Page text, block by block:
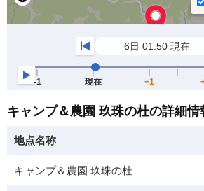
キャンプ＆農園 玖珠の杜の詳細情
地点名称
キャンプ＆農園 玖珠の杜